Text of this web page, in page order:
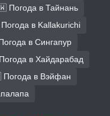
Погода в Тайнань
в Kallakurichi
в Сингапур
в Хайдарабад
в Вэйфан